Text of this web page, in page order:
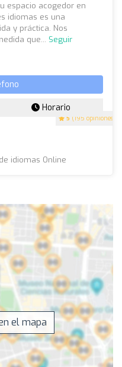
5 (195 opiniones)
espacio acogedor en
idiomas es una
y práctica. Nos
que... Seguir
Horario
idiomas Online
el mapa